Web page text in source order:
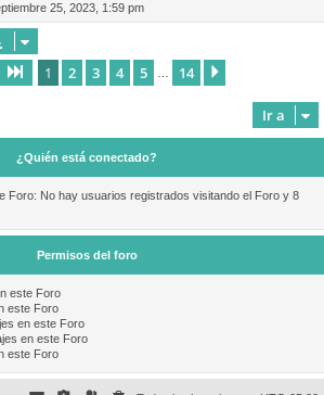
25, 2023, 1:59 pm
Página de 14
1 2 3 4 5 14
Ir a
¿Quién está conectado?
Foro: No hay usuarios registrados visitando el Foro y 8
Permisos del foro
este Foro
este Foro
en este Foro
en este Foro
este Foro